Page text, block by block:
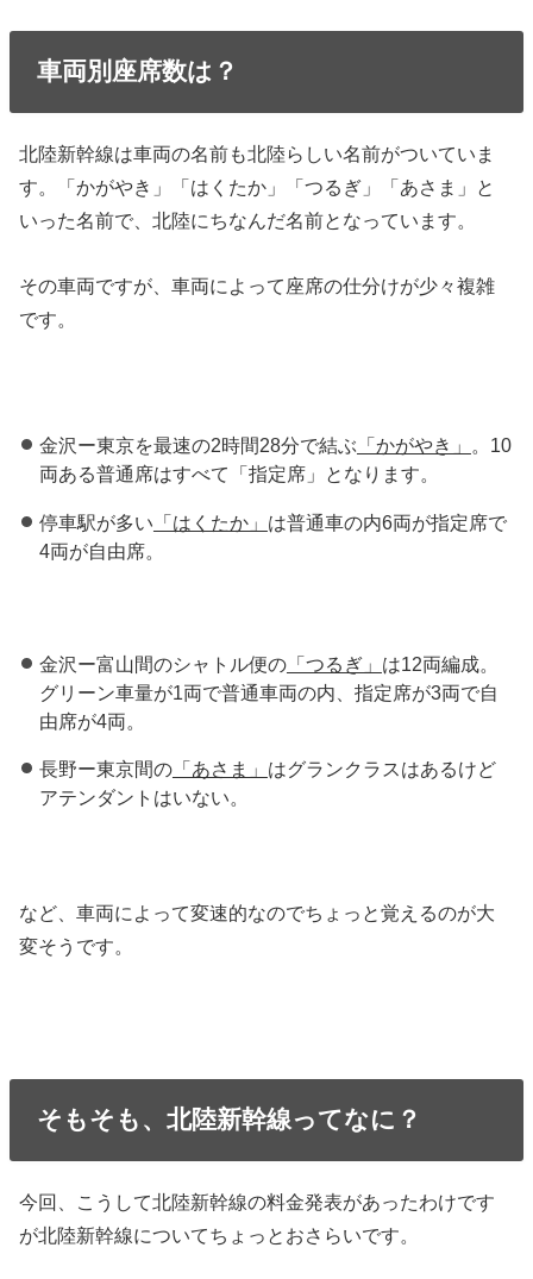
車両別座席数は？
北陸新幹線は車両の名前も北陸らしい名前がついていま
す。「かがやき」「はくたか」「つるぎ」「あさま」と
いった名前で、北陸にちなんだ名前となっています。
その車両ですが、車両によって座席の仕分けが少々複雑
です。
金沢ー東京を最速の2時間28分で結ぶ 「かがやき」
。10
両ある普通席はすべて「指定席」となります。
停車駅が多い 「はくたか」 は普通車の内6両が指定席で
4両が自由席。
金沢ー富山間のシャトル便の「つるぎ」 は12両編成。
グリーン車量が1両で普通車両の内、指定席が3両で自
由席が4両。
長野ー東京間の「あさま」 はグランクラスはあるけど
アテンダントはいない。
など、車両によって変速的なのでちょっと覚えるのが大
変そうです。
そもそも、北陸新幹線ってなに？
今回、こうして北陸新幹線の料金発表があったわけです
が北陸新幹線についてちょっとおさらいです。